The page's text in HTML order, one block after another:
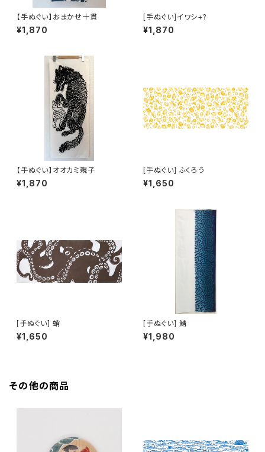
【手ぬぐい】おまかせ十貫
¥1,870
[手ぬぐい]イワシ+?
¥1,870
【手ぬぐい】オオカミ親子
¥1,870
[手ぬぐい] ふくろう
¥1,650
[手ぬぐい] 蛸
¥1,650
[手ぬぐい] 鯖
¥1,980
その他の商品